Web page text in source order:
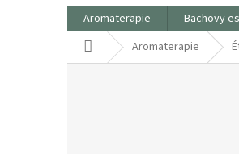
Aromaterapie Bachovy
Domů Aromaterapie